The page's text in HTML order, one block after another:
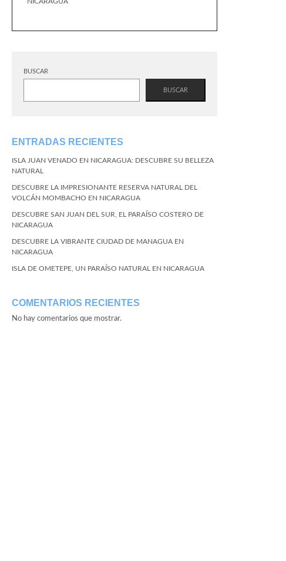
BUSCAR
BUSCAR
ENTRADAS RECIENTES
ISLA JUAN VENADO EN NICARAGUA: DESCUBRE SU BELLEZA
NATURAL
DESCUBRE LA IMPRESIONANTE RESERVA NATURAL DEL
VOLCÁN MOMBACHO EN NICARAGUA
DESCUBRE SAN JUAN DEL SUR, EL PARAÍSO COSTERO DE
NICARAGUA
DESCUBRE LA VIBRANTE CIUDAD DE MANAGUA EN
NICARAGUA
ISLA DE OMETEPE, UN PARAÍSO NATURAL EN NICARAGUA
COMENTARIOS RECIENTES
No hay comentarios que mostrar.